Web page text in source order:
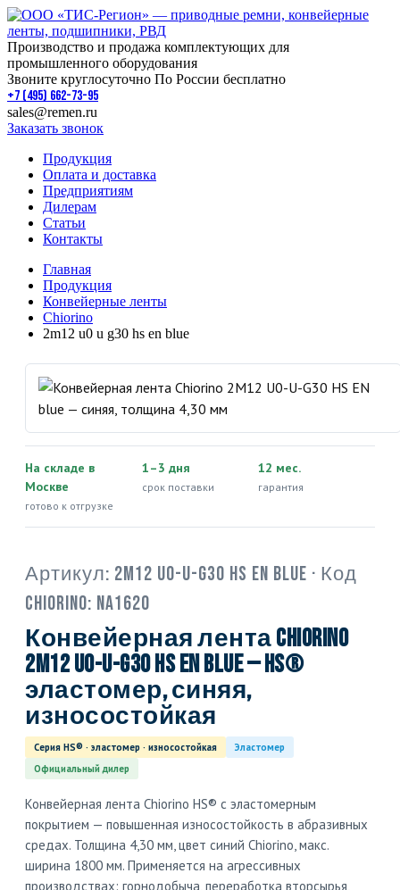
Производство и продажа комплектующих для
промышленного оборудования
Звоните круглосуточно По России бесплатно
+7 (495) 662-73-95
sales@remen.ru
Заказать звонок
Продукция
Оплата и доставка
Предприятиям
Дилерам
Статьи
Контакты
Главная
Продукция
Конвейерные ленты
Chiorino
2m12 u0 u g30 hs en blue
На складе в
Москве
готово к отгрузке
1–3 дня
срок поставки
12 мес.
гарантия
Артикул: 2M12 U0-U-G30 HS EN blue · Код
Chiorino: NA1620
Конвейерная лента Chiorino
2M12 U0-U-G30 HS EN blue — HS®
эластомер, синяя,
износостойкая
Серия HS® · эластомер · износостойкая
Эластомер
Официальный дилер
Конвейерная лента Chiorino HS® с эластомерным
покрытием — повышенная износостойкость в абразивных
средах. Толщина 4,30 мм, цвет синий Chiorino, макс.
ширина 1800 мм. Применяется на агрессивных
производствах: горнодобыча, переработка вторсырья,